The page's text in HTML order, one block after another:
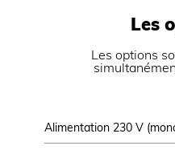
Les
Les options
Alimentation 230 V